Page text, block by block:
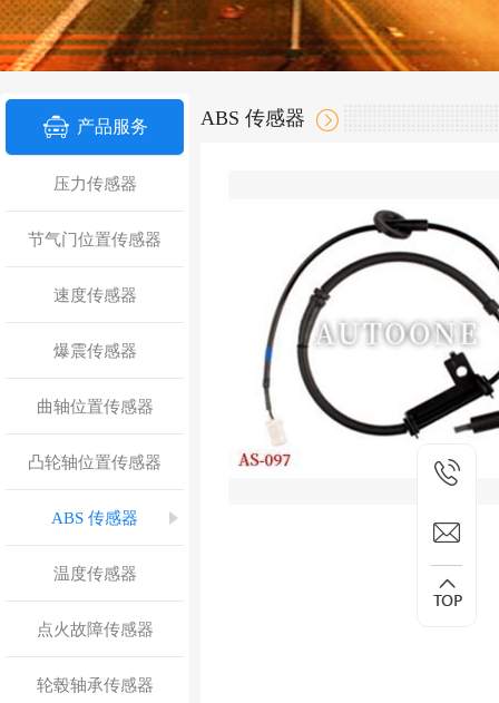
产品服务
压力传感器
节气门位置传感器
速度传感器
爆震传感器
曲轴位置传感器
凸轮轴位置传感器
ABS 传感器
温度传感器
点火故障传感器
轮毂轴承传感器
ABS 传感器